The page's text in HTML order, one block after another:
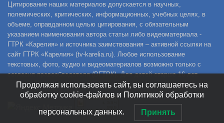
Цитирование наших материалов допускается в научных,
полемических, критических, информационных, учебных целях, в
объеме, оправданном целью цитирования, с обязательным
указанием наименования автора статьи либо видеоматериала -
ГТРК «Карелия» и источника заимствования – активной ссылки на
сайт ГТРК «Карелия» (tv-karelia.ru). Любое использование
текстовых, фото, аудио и видеоматериалов возможно только с
согласия правообладателя (ВГТРК). Для детей старше 16 лет.
Продолжая использовать сайт, вы соглашаетесь на
обработку cookie-файлов и Политикой обработки
персональных данных. Принять